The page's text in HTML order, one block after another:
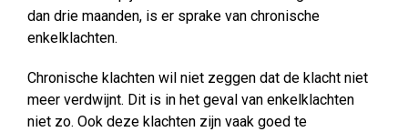
dan drie maanden, is er sprake van chronische
enkelklachten.
Chronische klachten wil niet zeggen dat de klacht niet
meer verdwijnt. Dit is in het geval van enkelklachten
niet zo. Ook deze klachten zijn vaak goed te